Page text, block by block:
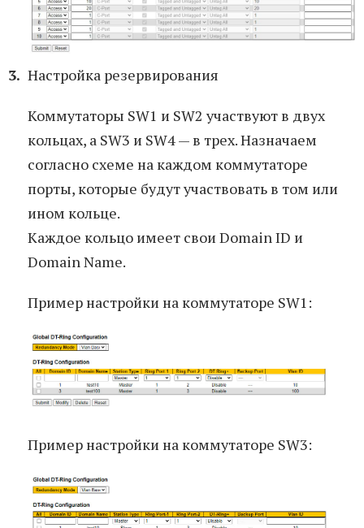
Настройка резервирования
Коммутаторы SW1 и SW2 участвуют в двух
кольцах, а SW3 и SW4 — в трех. Назначаем
согласно схеме на каждом коммутаторе
порты, которые будут участвовать в том или
ином кольце.
Каждое кольцо имеет свои Domain ID и
Domain Name.
Пример настройки на коммутаторе SW1:
Пример настройки на коммутаторе SW3: